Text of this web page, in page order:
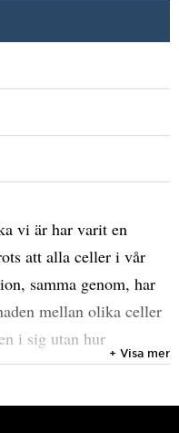
vi är har varit en
att alla celler i vår
samma genom, har
mellan olika celler
i sig utan hur
styrs av cellens
+ Visa mer